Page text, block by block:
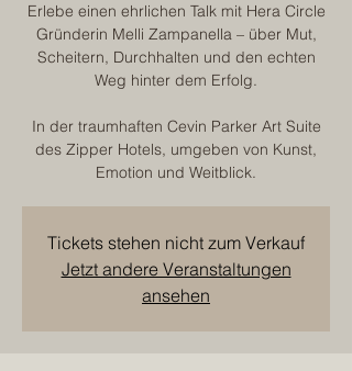
Erlebe einen ehrlichen Talk mit Hera Circle
Gründerin Melli Zampanella – über Mut,
Scheitern, Durchhalten und den echten
Weg hinter dem Erfolg.
In der traumhaften Cevin Parker Art Suite
des Zipper Hotels, umgeben von Kunst,
Tickets stehen nicht zum Verkauf
Jetzt andere Veranstaltungen
ansehen